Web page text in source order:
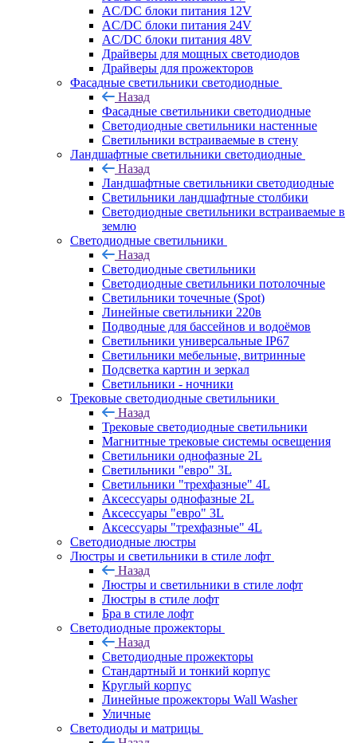
AC/DC блоки питания 12V
AC/DC блоки питания 24V
AC/DC блоки питания 48V
Драйверы для мощных светодиодов
Драйверы для прожекторов
Фасадные светильники светодиодные
Назад
Фасадные светильники светодиодные
Светодиодные светильники настенные
Светильники встраиваемые в стену
Ландшафтные светильники светодиодные
Назад
Ландшафтные светильники светодиодные
Светильники ландшафтные столбики
Светодиодные светильники встраиваемые в
землю
Светодиодные светильники
Назад
Светодиодные светильники
Светодиодные светильники потолочные
Светильники точечные (Spot)
Линейные светильники 220в
Подводные для бассейнов и водоёмов
Светильники универсальные IP67
Светильники мебельные, витринные
Подсветка картин и зеркал
Светильники - ночники
Трековые светодиодные светильники
Назад
Трековые светодиодные светильники
Магнитные трековые системы освещения
Светильники однофазные 2L
Светильники "евро" 3L
Светильники "трехфазные" 4L
Аксессуары однофазные 2L
Аксессуары "евро" 3L
Аксессуары "трехфазные" 4L
Светодиодные люстры
Люстры и светильники в стиле лофт
Назад
Люстры и светильники в стиле лофт
Люстры в стиле лофт
Бра в стиле лофт
Светодиодные прожекторы
Назад
Светодиодные прожекторы
Стандартный и тонкий корпус
Круглый корпус
Линейные прожекторы Wall Washer
Уличные
Светодиоды и матрицы